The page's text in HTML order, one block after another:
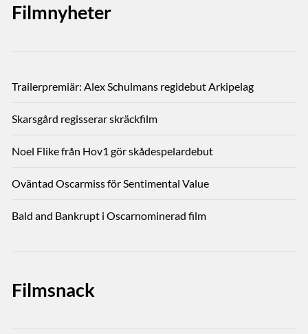
Filmnyheter
Trailerpremiär: Alex Schulmans regidebut Arkipelag
Skarsgård regisserar skräckfilm
Noel Flike från Hov1 gör skådespelardebut
Oväntad Oscarmiss för Sentimental Value
Bald and Bankrupt i Oscarnominerad film
Filmsnack